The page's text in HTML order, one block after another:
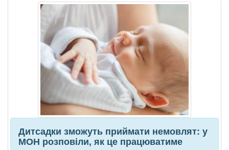
Дитсадки зможуть приймати немовлят: у
МОН розповіли, як це працюватиме